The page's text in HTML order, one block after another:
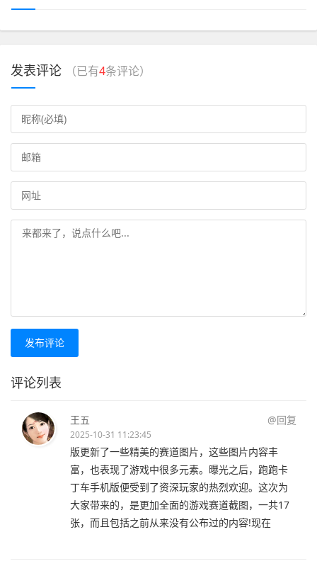
发表评论 （已有4条评论）
发布评论
评论列表
王五 @回复
2025-10-31 11:23:45
版更新了一些精美的赛道图片，这些图片内容丰
富，也表现了游戏中很多元素。曝光之后，跑跑卡
丁车手机版便受到了资深玩家的热烈欢迎。这次为
大家带来的，是更加全面的游戏赛道截图，一共17
张，而且包括之前从来没有公布过的内容!现在